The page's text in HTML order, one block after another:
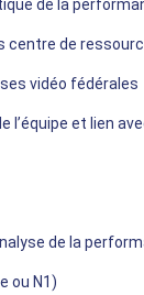
de la
de
vidéo fédérales
l’équipe et lien
de la
ou N1)